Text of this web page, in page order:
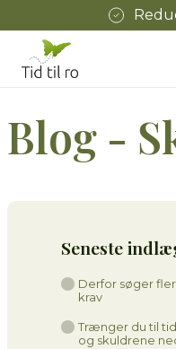
Blog -
Seneste
Derfor søger
krav
Trænger du til
og skuldrene